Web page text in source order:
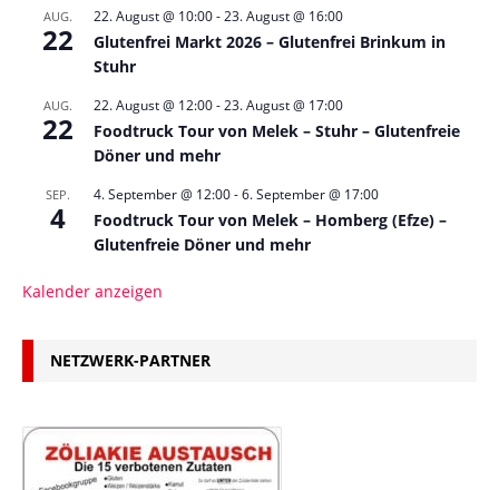
AUG.
22
22. August @ 10:00-23. August @ 16:00
Glutenfrei Markt 2026 – Glutenfrei Brinkum in
Stuhr
AUG.
22
22. August @ 12:00-23. August @ 17:00
Foodtruck Tour von Melek – Stuhr – Glutenfreie
Döner und mehr
SEP.
4
4. September @ 12:00-6. September @ 17:00
Foodtruck Tour von Melek – Homberg (Efze) –
Glutenfreie Döner und mehr
Kalender anzeigen
NETZWERK-PARTNER